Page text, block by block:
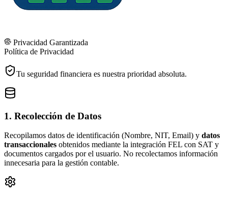
Privacidad Garantizada
Política de Privacidad
Tu seguridad financiera es nuestra prioridad absoluta.
1. Recolección de Datos
Recopilamos datos de identificación (Nombre, NIT, Email) y datos
transaccionales obtenidos mediante la integración FEL con SAT y
documentos cargados por el usuario. No recolectamos información
innecesaria para la gestión contable.